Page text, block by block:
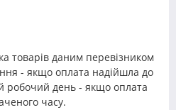
товарів даним перевізником
- якщо оплата надійшла до
робочий день - якщо оплата
часу.